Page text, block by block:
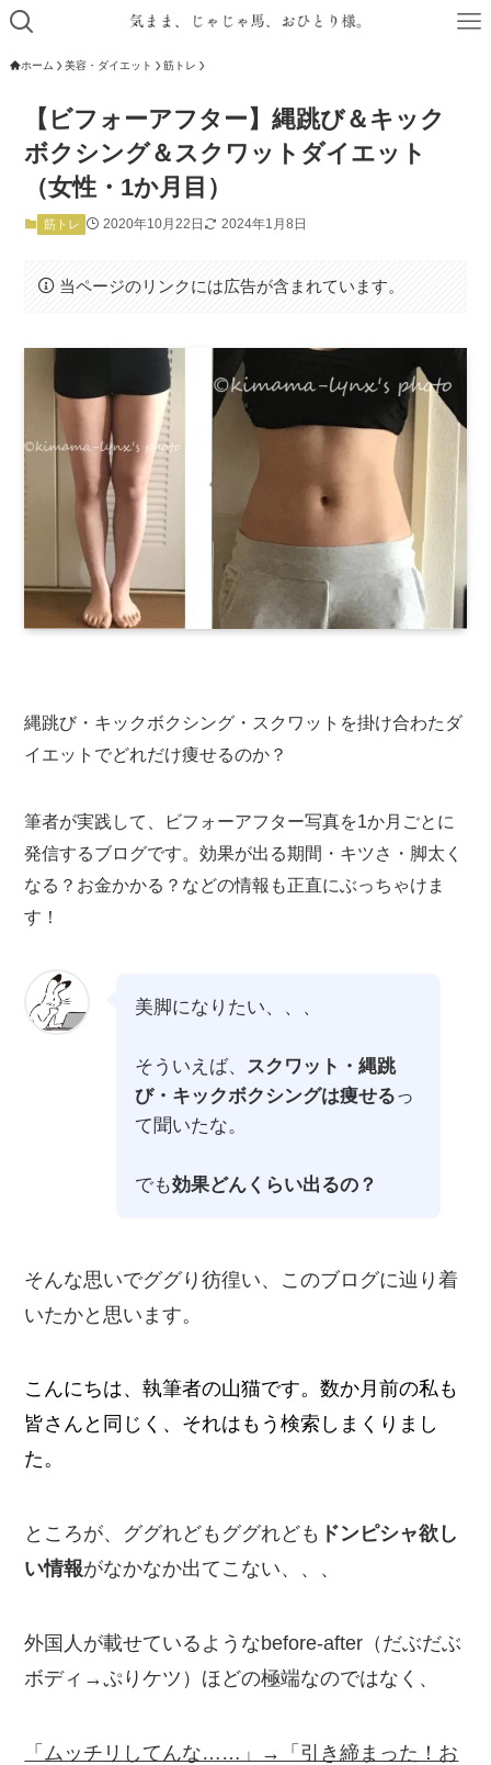
ホーム 美容・ダイエット 筋トレ
【ビフォーアフター】縄跳び＆キック
ボクシング＆スクワットダイエット
（女性・1か月目）
筋トレ 2020年10月22日 2024年1月8日
当ページのリンクには広告が含まれています。
縄跳び・キックボクシング・スクワットを掛け合わたダ
イエットでどれだけ痩せるのか？
筆者が実践して、ビフォーアフター写真を1か月ごとに
発信するブログです。効果が出る期間・キツさ・脚太く
なる？お金かかる？などの情報も正直にぶっちゃけま
す！
美脚になりたい、、、
そういえば、 スクワット・縄跳
び・キックボクシングは痩せるっ
て聞いたな。
でも効果どんくらい出るの？
そんな思いでググり彷徨い、このブログに辿り着
いたかと思います。
こんにちは、執筆者の山猫です。数か月前の私も
皆さんと同じく、それはもう検索しまくりまし
た。
ところが、ググれどもググれども ドンピシャ欲し
い情報がなかなか出てこない、、、
外国人が載せているようなbefore-after（だぶだぶ
ボディ→ぷりケツ）ほどの極端なのではなく、
「ムッチリしてんな……」→「引き締まった！お